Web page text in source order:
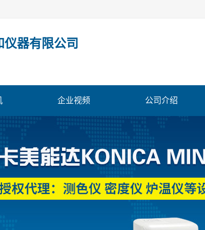
仪器有限公司
企业视频 公司介绍